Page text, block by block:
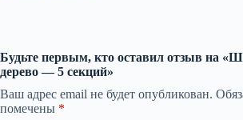
Будьте первым, кто оставил отзыв на
дерево — 5 секций»
Ваш адрес email не будет опубликован.
помечены *